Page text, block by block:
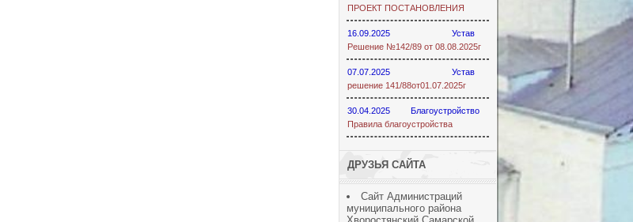
ПРОЕКТ ПОСТАНОВЛЕНИЯ
16.09.2025
Устав
Решение №142/89 от 08.08.2025г
07.07.2025
Устав
решение 141/88от01.07.2025г
30.04.2025
Благоустройство
Правила благоустройства
ДРУЗЬЯ САЙТА
Сайт Администраций
муниципального района